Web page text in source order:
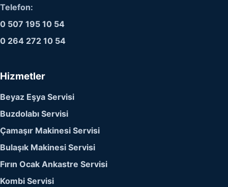
Telefon:
0 507 195 10 54
0 264 272 10 54
Hizmetler
Beyaz Eşya Servisi
Buzdolabı Servisi
Çamaşır Makinesi Servisi
Bulaşık Makinesi Servisi
Fırın Ocak Ankastre Servisi
Kombi Servisi